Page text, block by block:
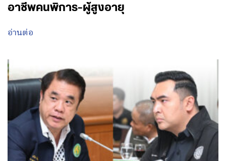
อาชีพคนพิการ-ผู้สูงอายุ
อ่านต่อ